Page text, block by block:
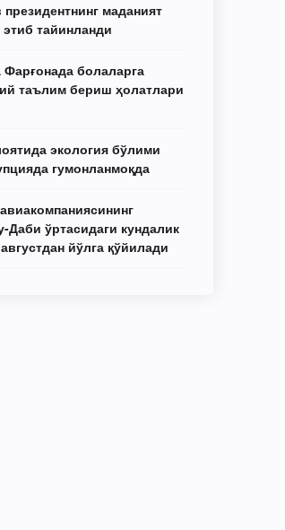
маданият
тайинланди
болаларга
таълим бериш ҳолатлари
экология бўлими
гумонланмоқда
Даби ўртасидаги кундалик
йўлга қўйилади